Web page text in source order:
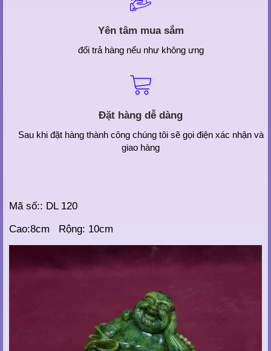
Yên tâm mua sắm
đổi trả hàng nếu như không ưng
Đặt hàng dễ dàng
Sau khi đặt hàng thành công chúng tôi sẽ gọi điện xác nhận và
giao hàng
Mã số:: DL 120
Cao:8cm Rộng: 10cm